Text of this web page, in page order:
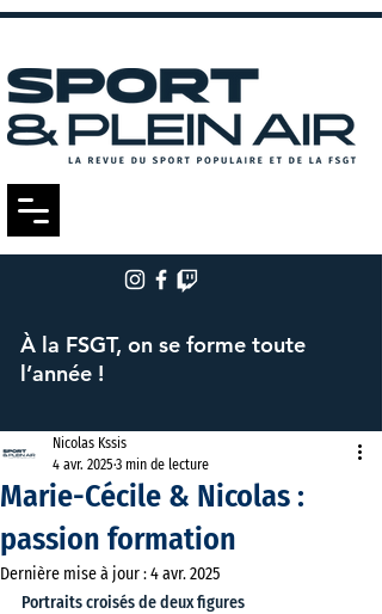
À la FSGT, on se forme toute
l’année !
Marie-Cécile & Nicolas :
passion formation
Nicolas Kssis
4 avr. 2025 3 min de lecture
Dernière mise à jour :4 avr. 2025
Portraits croisés de deux figures